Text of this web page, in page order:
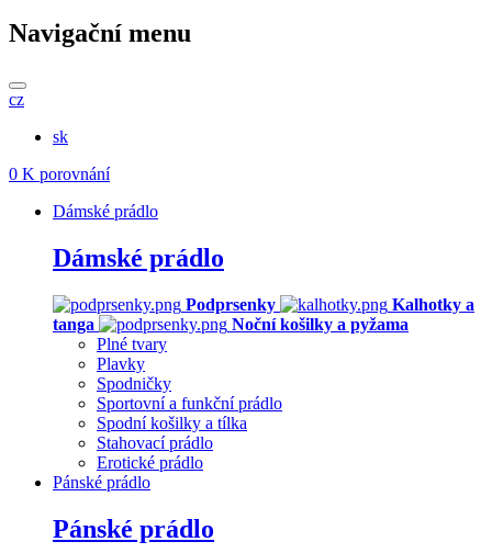
Navigační menu
cz
sk
0 K porovnání
Dámské prádlo
Dámské prádlo
Podprsenky
Kalhotky a
tanga
Noční košilky a pyžama
Plné tvary
Plavky
Spodničky
Sportovní a funkční prádlo
Spodní košilky a tílka
Stahovací prádlo
Erotické prádlo
Pánské prádlo
Pánské prádlo